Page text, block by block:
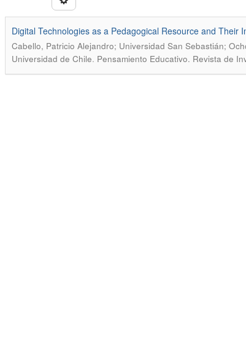
Digital Technologies as a Pedagogical Resource and Their
Cabello, Patricio Alejandro; Universidad San Sebastián;
Universidad de Chile. Pensamiento Educativo. Revista de